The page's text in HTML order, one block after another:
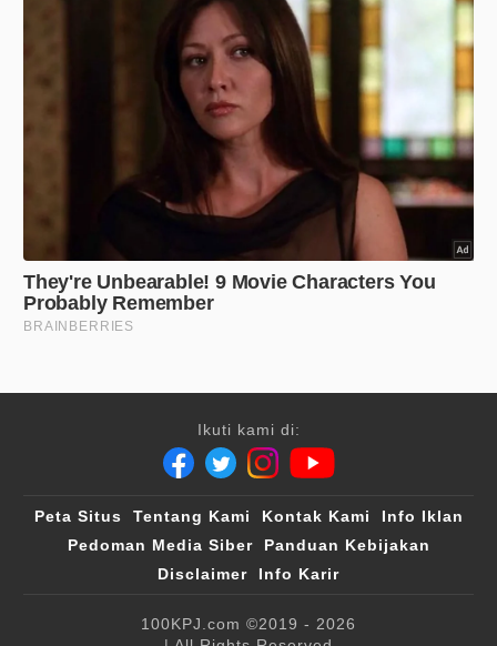
Ikuti kami di:
Peta Situs Tentang Kami Kontak Kami
Info Iklan
Pedoman Media Siber
Panduan Kebijakan
Disclaimer
Info Karir
100KPJ.com ©2019 - 2026